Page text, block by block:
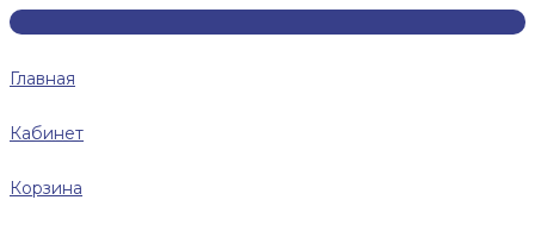
Главная
Кабинет
Корзина